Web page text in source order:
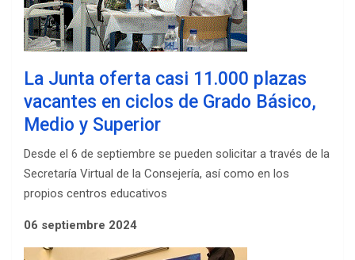
La Junta oferta casi 11.000 plazas
vacantes en ciclos de Grado Básico,
Medio y Superior
Desde el 6 de septiembre se pueden solicitar a través de la
Secretaría Virtual de la Consejería, así como en los
propios centros educativos
06 septiembre 2024